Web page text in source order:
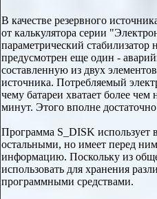
В качестве резервного
от калькулятора серии
параметрический
предусмотрен еще один -
составленную из двух
источника. Потребляемый
чему батареи хватает более
минут. Этого вполне
Программа S_DISK использует
остальными, но имеет перед
информацию. Поскольку из
использовать для хранения
программными средствами.